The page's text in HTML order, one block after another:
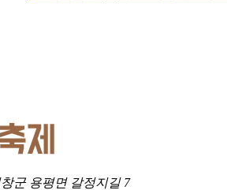
군 용평면 갈정지길 7